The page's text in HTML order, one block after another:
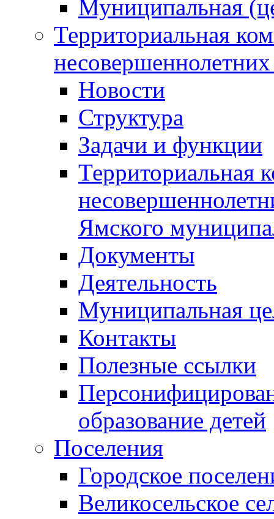
Муниципальная
Территориальная
Новости
Структура
Задачи и функции
Территориальная
Ямского
Документы
Деятельность
Муниципальная
Контакты
Полезные ссылки
образование детей
Поселения
Городское
Великосельское